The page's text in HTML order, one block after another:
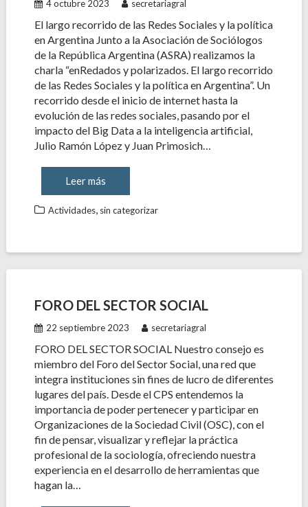
4 octubre 2023 secretariagral
El largo recorrido de las Redes Sociales y la política
en Argentina Junto a la Asociación de Sociólogos
de la República Argentina (ASRA) realizamos la
charla “enRedados y polarizados. El largo recorrido
de las Redes Sociales y la política en Argentina”. Un
recorrido desde el inicio de internet hasta la
evolución de las redes sociales, pasando por el
impacto del Big Data a la inteligencia artificial,
Julio Ramón López y Juan Primosich…
Leer más
Actividades, sin categorizar
FORO DEL SECTOR SOCIAL
22 septiembre 2023 secretariagral
FORO DEL SECTOR SOCIAL Nuestro consejo es
miembro del Foro del Sector Social, una red que
integra instituciones sin fines de lucro de diferentes
lugares del país. Desde el CPS entendemos la
importancia de poder pertenecer y participar en
Organizaciones de la Sociedad Civil (OSC), con el
fin de pensar, visualizar y reflejar la práctica
profesional de la sociología, ofreciendo nuestra
experiencia en el desarrollo de herramientas que
hagan la…